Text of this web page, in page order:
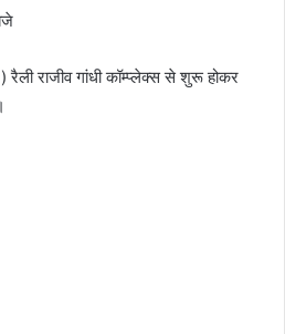
राजीव गांधी कॉम्प्लेक्स से शुरू होकर